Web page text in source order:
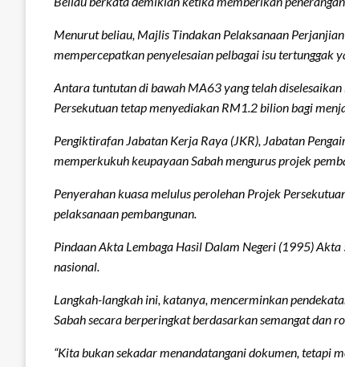
Menurut beliau, Majlis Tindakan Pelaksanaan
mempercepatkan penyelesaian pelbagai isu tertunggak
Antara tuntutan di bawah MA63 yang telah diselesaikan
Persekutuan tetap menyediakan RM1.2 bilion bagi
Pengiktirafan Jabatan Kerja Raya (JKR), Jabatan
memperkukuh keupayaan Sabah mengurus projek
Penyerahan kuasa melulus perolehan Projek
pelaksanaan pembangunan.
Pindaan Akta Lembaga Hasil Dalam Negeri (1995)
nasional.
Langkah-langkah ini, katanya, mencerminkan
Sabah secara berperingkat berdasarkan semangat dan
“Kita bukan sekadar menandatangani dokumen, tetapi